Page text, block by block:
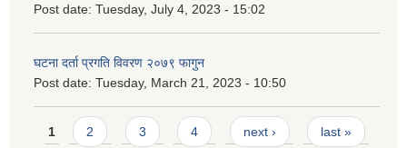
Post date: Tuesday, July 4, 2023 - 15:02
घटना दर्ता प्रगति विवरण २०७९ फागुन
Post date: Tuesday, March 21, 2023 - 10:50
Pages
1 2 3 4 next › last »